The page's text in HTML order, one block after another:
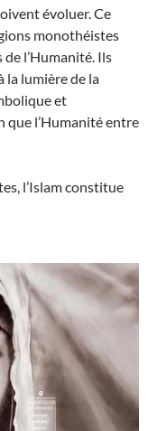
évoluer. Ce
monothéistes
l’Humanité. Ils
la lumière de la
et
que l’Humanité entre
l’Islam constitue